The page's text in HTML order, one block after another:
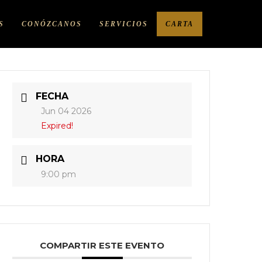
CONÓZCANOS SERVICIOS CARTA
FECHA
Jun 04 2026
Expired!
HORA
9:00 pm
COMPARTIR ESTE EVENTO